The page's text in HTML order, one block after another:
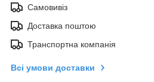
Самовивіз
Доставка поштою
Транспортна компанія
Всі умови доставки